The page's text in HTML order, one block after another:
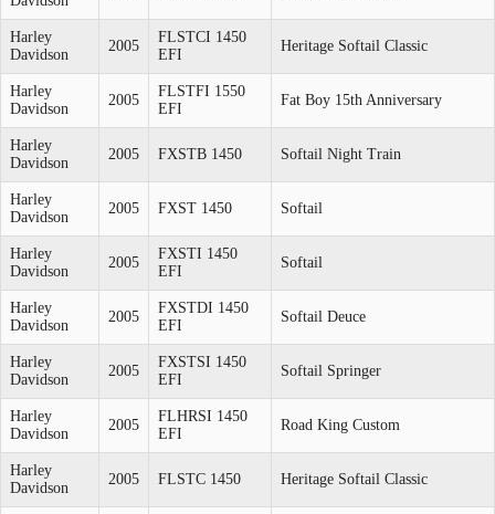
Harley
Davidson
2005
FLSTCI 1450
EFI
Heritage Softail Classic
Harley
Davidson
2005
FLSTFI 1550
EFI
Fat Boy 15th Anniversary
Harley
Davidson
2005 FXSTB 1450 Softail Night Train
Harley
Davidson
2005 FXST 1450 Softail
Harley
Davidson
2005
FXSTI 1450
EFI
Softail
Harley
Davidson
2005
FXSTDI 1450
EFI
Softail Deuce
Harley
Davidson
2005
FXSTSI 1450
EFI
Softail Springer
Harley
Davidson
2005
FLHRSI 1450
EFI
Road King Custom
Harley
Davidson
2005 FLSTC 1450 Heritage Softail Classic